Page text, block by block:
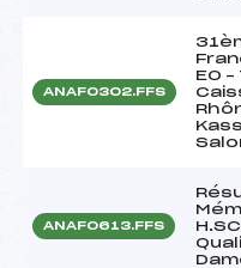
ANAF0302.FFS
EO
ANAF0613.FFS